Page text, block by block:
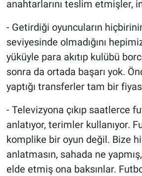
anahtarlarını teslim etmişler,
- Getirdiği oyuncuların
seviyesinde olmadığını
yüküyle para akıtıp kulübü
sonra da ortada başarı yok.
yaptığı transferler tam bir
- Televizyona çıkıp saatlerce
anlatıyor, terimler kullanıyor.
komplike bir oyun değil. Bize
anlatmasın, sahada ne
elde etmiş ona baksınlar.